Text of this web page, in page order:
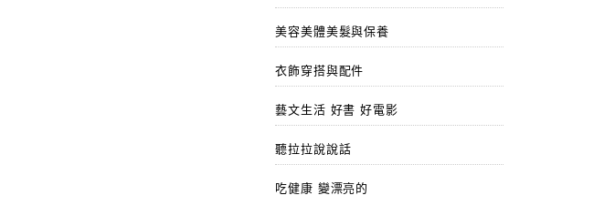
美容美體美髮與保養
衣飾穿搭與配件
藝文生活 好書 好電影
聽拉拉說說話
吃健康 變漂亮的